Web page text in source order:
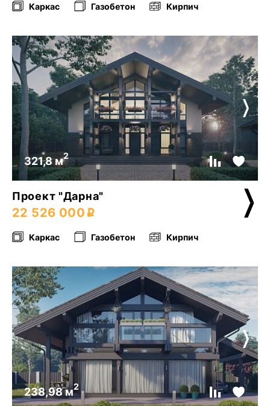
Каркас Газобетон Кирпич
321,8 м2
Проект "Дарна"
22 526 000
Каркас Газобетон Кирпич
238,98 м2